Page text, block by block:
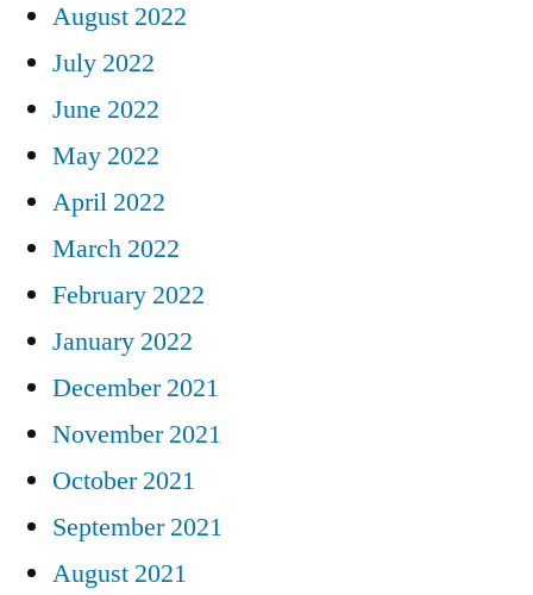
August 2022
July 2022
June 2022
May 2022
April 2022
March 2022
February 2022
January 2022
December 2021
November 2021
October 2021
September 2021
August 2021